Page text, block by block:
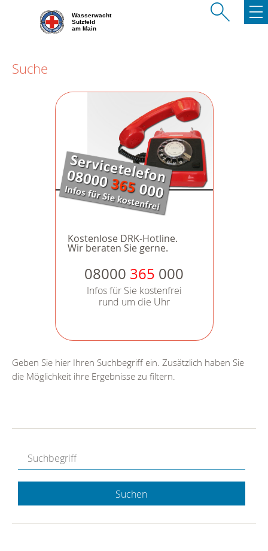
Wasserwacht
Sulzfeld
am Main
Suche
Kostenlose DRK-Hotline.
Wir beraten Sie gerne.
08000 365 000
Infos für Sie kostenfrei
rund um die Uhr
Geben Sie hier Ihren Suchbegriff ein. Zusätzlich haben Sie
die Möglichkeit ihre Ergebnisse zu filtern.
Suchen